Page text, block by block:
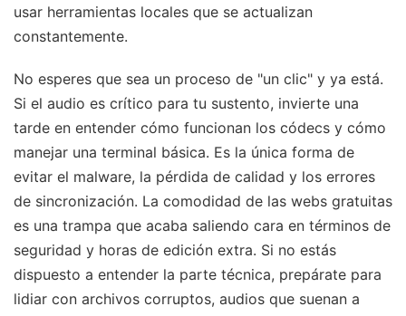
usar herramientas locales que se actualizan
constantemente.
No esperes que sea un proceso de "un clic" y ya está.
Si el audio es crítico para tu sustento, invierte una
tarde en entender cómo funcionan los códecs y cómo
manejar una terminal básica. Es la única forma de
evitar el malware, la pérdida de calidad y los errores
de sincronización. La comodidad de las webs gratuitas
es una trampa que acaba saliendo cara en términos de
seguridad y horas de edición extra. Si no estás
dispuesto a entender la parte técnica, prepárate para
lidiar con archivos corruptos, audios que suenan a